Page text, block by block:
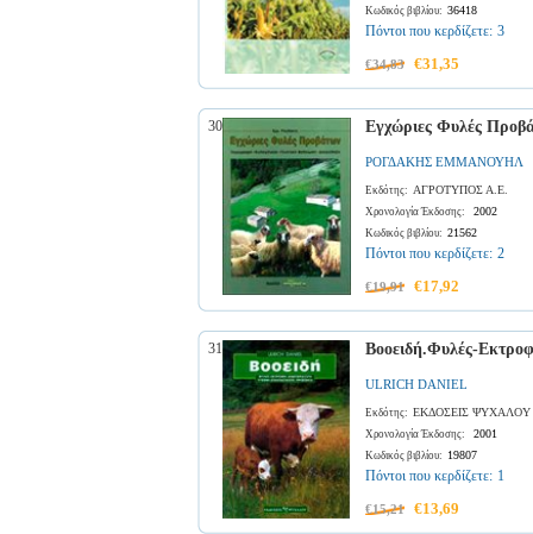
Κωδικός βιβλίου: 36418
Πόντοι που κερδίζετε: 3
€34,83 €31,35
30 Εγχώριες Φυλές
ΡΟΓΔΑΚΗΣ ΕΜΜΑΝΟΥΗΛ
Εκδότης: ΑΓΡΟΤΥΠΟΣ Α.Ε.
Χρονολογία Έκδοσης: 2002
Κωδικός βιβλίου: 21562
Πόντοι που κερδίζετε: 2
€19,91 €17,92
31 Βοοειδή.Φυλές-
ULRICH DANIEL
Εκδότης: ΕΚΔΟΣΕΙΣ ΨΥΧΑΛΟΥ
Χρονολογία Έκδοσης: 2001
Κωδικός βιβλίου: 19807
Πόντοι που κερδίζετε: 1
€15,21 €13,69